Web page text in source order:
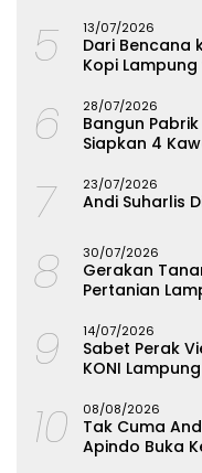
5 13/07/2026
Dari Bencana
Kopi
6 28/07/2026
Bangun
Siapkan 4
7 23/07/2026
Andi Suharlis
8 30/07/2026
Gerakan
Pertanian
9 14/07/2026
Sabet Perak
KONI
10 08/08/2026
Tak Cuma
Apindo Buka